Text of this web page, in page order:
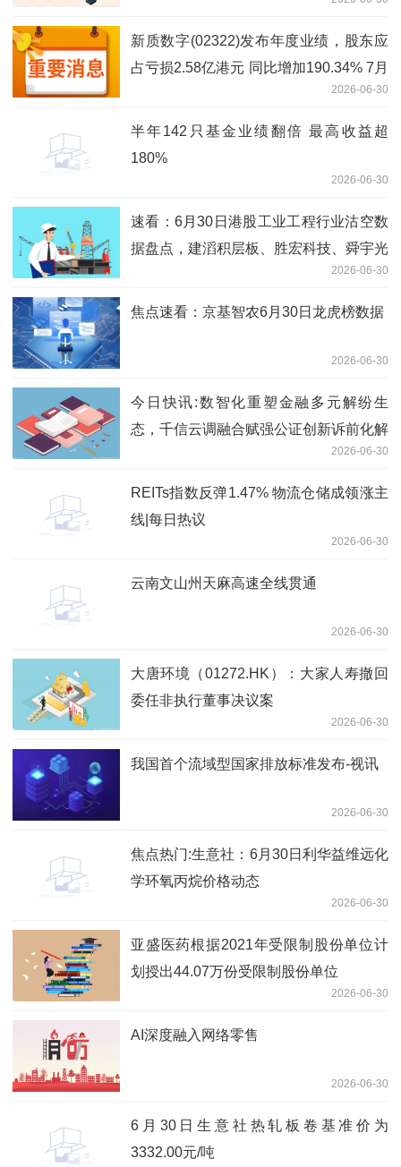
新质数字(02322)发布年度业绩，股东应
占亏损2.58亿港元 同比增加190.34% 7月
2026-06-30
半年142只基金业绩翻倍 最高收益超
180%
2026-06-30
速看：6月30日港股工业工程行业沽空数
据盘点，建滔积层板、胜宏科技、舜宇光
2026-06-30
焦点速看：京基智农6月30日龙虎榜数据
2026-06-30
今日快讯:数智化重塑金融多元解纷生
态，千信云调融合赋强公证创新诉前化解
2026-06-30
REITs指数反弹1.47% 物流仓储成领涨主
线|每日热议
2026-06-30
云南文山州天麻高速全线贯通
2026-06-30
大唐环境（01272.HK）：大家人寿撤回
委任非执行董事决议案
2026-06-30
我国首个流域型国家排放标准发布-视讯
2026-06-30
焦点热门:生意社：6月30日利华益维远化
学环氧丙烷价格动态
2026-06-30
亚盛医药根据2021年受限制股份单位计
划授出44.07万份受限制股份单位
2026-06-30
AI深度融入网络零售
2026-06-30
6月30日生意社热轧板卷基准价为
3332.00元/吨